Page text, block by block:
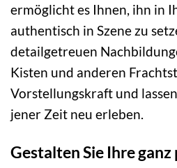
ermöglicht es Ihnen, ihn in
authentisch in Szene zu
detailgetreuen
Kisten und anderen
Vorstellungskraft und
jener Zeit neu erleben.
Gestalten Sie Ihre